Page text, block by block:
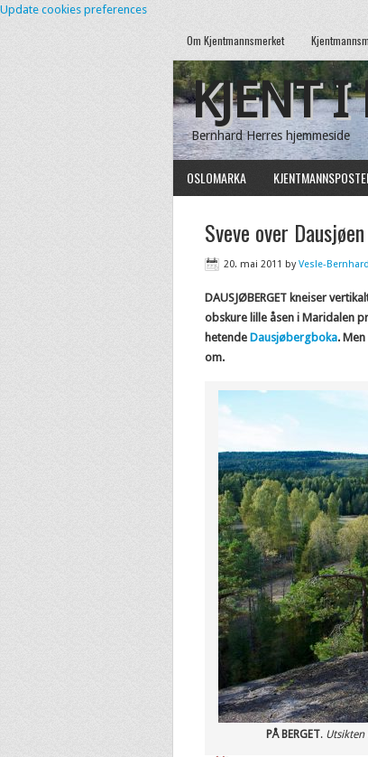
Update cookies preferences
Om Kjentmannsmerket
KJENT I
Bernhard Herres hjemmeside
OSLOMARKA
Sveve over Dausjøen
20. mai 2011 byVesle-Bernhard
DAUSJØBERGET kneiser
obskure lille åsen i Maridalen
hetende Dausjøbergboka.
om.
PÅ BERGET.